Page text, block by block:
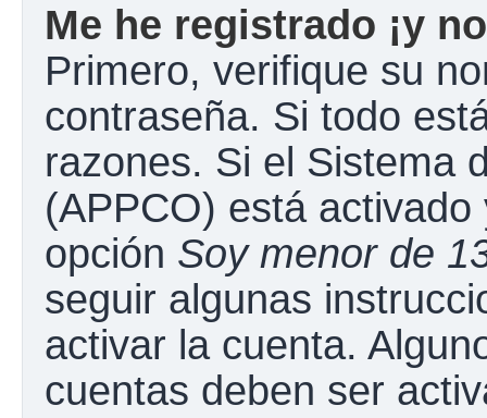
Me he registrado ¡y
Primero, verifique su
contraseña. Si todo
razones. Si el Sistema
(APPCO) está
opción Soy menor de
seguir algunas
activar la cuenta.
cuentas deben ser